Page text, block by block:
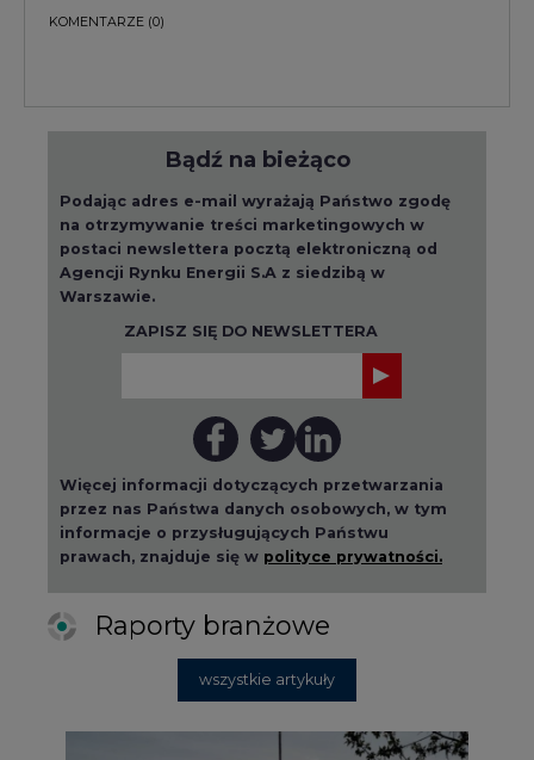
KOMENTARZE (0)
Bądź na bieżąco
Podając adres e-mail wyrażają Państwo zgodę
na otrzymywanie treści marketingowych w
postaci newslettera pocztą elektroniczną od
Agencji Rynku Energii S.A z siedzibą w
Warszawie.
ZAPISZ SIĘ DO NEWSLETTERA
Więcej informacji dotyczących przetwarzania
przez nas Państwa danych osobowych, w tym
informacje o przysługujących Państwu
prawach, znajduje się w polityce prywatności.
Raporty branżowe
wszystkie artykuły